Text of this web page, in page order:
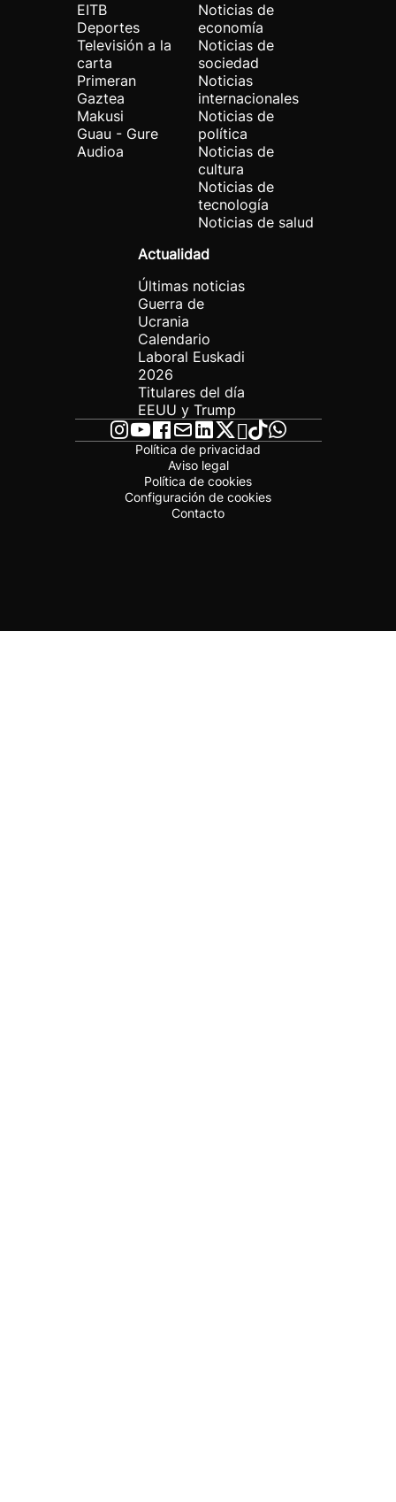
EITB
Deportes
Televisión a la
carta
Primeran
Gaztea
Makusi
Guau - Gure
Audioa
Noticias de
economía
Noticias de
sociedad
Noticias
internacionales
Noticias de
política
Noticias de
cultura
Noticias de
tecnología
Noticias de salud
Actualidad
Últimas noticias
Guerra de
Ucrania
Calendario
Laboral Euskadi
2026
Titulares del día
EEUU y Trump
Política de privacidad
Aviso legal
Política de cookies
Configuración de cookies
Contacto